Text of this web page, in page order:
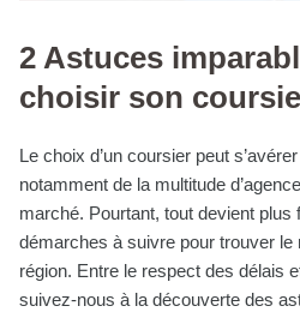
2 Astuces
choisir son
Le choix d’un coursier peut
notamment de la multitude
marché. Pourtant, tout devient plus
démarches à suivre pour trouver le
région. Entre le respect des délais
suivez-nous à la découverte des